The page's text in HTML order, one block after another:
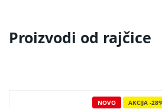
Proizvodi od rajčice
NOVO AKCIJA -